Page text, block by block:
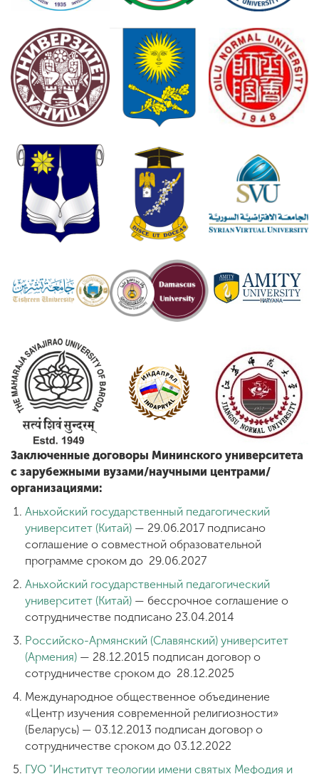
Заключенные договоры Мининского университета
с зарубежными вузами/научными центрами/
организациями:
Аньхойский государственный педагогический
университет (Китай) — 29.06.2017 подписано
соглашение о совместной образовательной
программе сроком до 29.06.2027
Аньхойский государственный педагогический
университет (Китай) — бессрочное соглашение о
сотрудничестве подписано 23.04.2014
Российско-Армянский (Славянский) университет
(Армения) — 28.12.2015 подписан договор о
сотрудничестве сроком до 28.12.2025
Международное общественное объединение
«Центр изучения современной религиозности»
(Беларусь) — 03.12.2013 подписан договор о
сотрудничестве сроком до 03.12.2022
ГУО "Институт теологии имени святых Мефодия и